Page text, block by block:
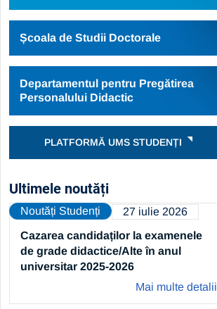
Școala de Studii Doctorale
Departamentul pentru Pregătirea
Personalului Didactic
PLATFORMĂ UMS STUDENȚI
Ultimele noutăți
Cazarea candidaților la examenele
de grade didactice/Alte în anul
universitar 2025-2026
Mai multe detalii
Noutăți Studenți 27 iulie 2026